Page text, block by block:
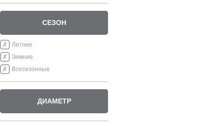
СЕЗОН
Летние
Зимние
Всесезонные
ДИАМЕТР